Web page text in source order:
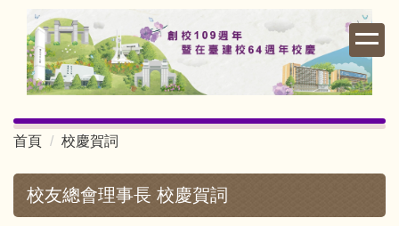
容
區
首頁 校慶賀詞
校友總會理事長 校慶賀詞